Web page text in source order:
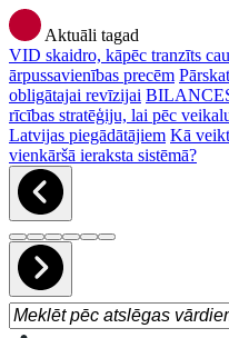
Aktuāli tagad
VID skaidro, kāpēc tranzīts
ārpussavienības precēm
obligātajai revīzijai
rīcības stratēģiju, lai pēc
Latvijas piegādātājiem Kā
vienkāršā ieraksta sistēmā?